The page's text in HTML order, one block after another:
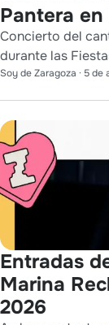
Pantera
Concierto del
durante las
Soy de Zaragoza · 5 de
Entradas
Marina
2026